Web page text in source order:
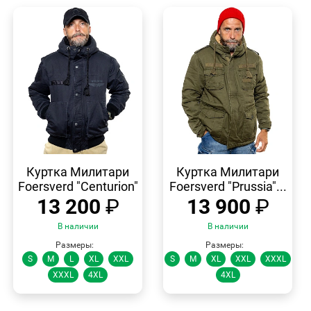
ПРОСМОТР
Куртка Милитари
Foersverd "Centurion"
13 200 ₽
В наличии
Размеры:
S
M L XL
XXL
XXXL
4XL
ПРОСМОТР
Куртка Милитари
Foersverd "Prussia"...
13 900 ₽
В наличии
Размеры:
S
M XL XXL
XXXL
4XL